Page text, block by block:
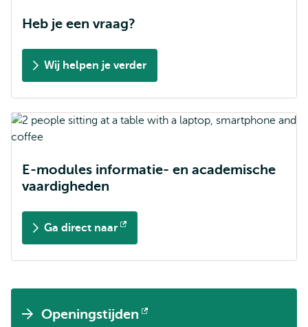
Heb je een vraag?
Wij helpen je verder
E-modules informatie- en academische
vaardigheden
Ga direct naar
Opent
Openingstijden
Opent